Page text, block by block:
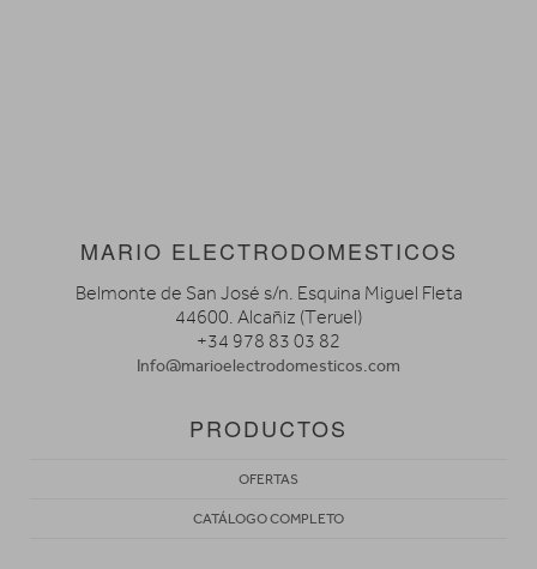
MARIO ELECTRODOMESTICOS
Belmonte de San José s/n. Esquina Miguel Fleta
44600. Alcañiz (Teruel)
+34 978 83 03 82
Info@marioelectrodomesticos.com
PRODUCTOS
OFERTAS
CATÁLOGO COMPLETO